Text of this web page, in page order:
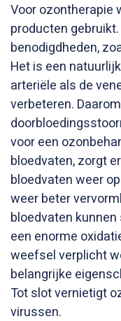
Voor ozontherapie
producten
benodigdheden,
Het is een
arteriële als de
verbeteren.
voor een
bloedvaten, zorgt
bloedvaten weer
weer beter
bloedvaten
een enorme
weefsel verplicht
belangrijke
Tot slot vernietigt
virussen.